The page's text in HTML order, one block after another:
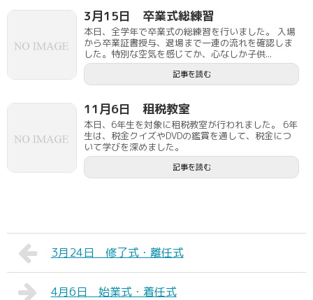
3月15日 卒業式総練習
本日、全学年で卒業式の総練習を行いました。 入場
から卒業証書授与、退場まで一連の流れを確認しま
した。特別な空気を感じてか、心なしか子供...
記事を読む
11月6日 租税教室
本日、6年生を対象に租税教室が行われました。 6年
生は、税金クイズやDVDの鑑賞を通して、税金につ
いて学びを深めました。
記事を読む
3月24日 修了式・離任式
4月6日 始業式・着任式